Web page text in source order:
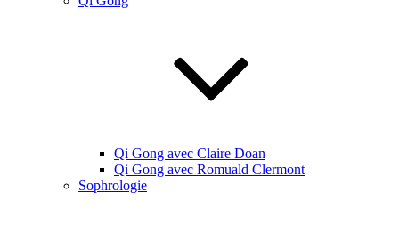
Qi Gong avec Claire Doan
Qi Gong avec Romuald Clermont
Sophrologie